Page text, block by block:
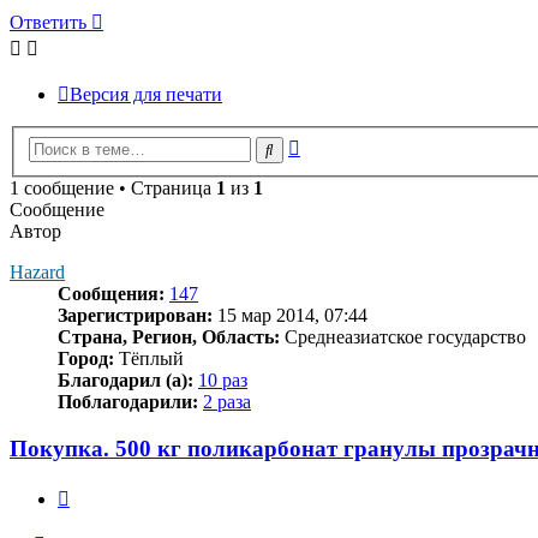
Ответить
Версия для печати
Поиск
1 сообщение • Страница 1 из 1
Сообщение
Автор
Hazard
Сообщения: 147
Зарегистрирован: 15 мар 2014, 07:44
Страна, Регион, Область: Среднеазиатское государство
Город: Тёплый
Благодарил (а): 10 раз
Поблагодарили: 2 раза
Покупка. 500 кг поликарбонат гранулы